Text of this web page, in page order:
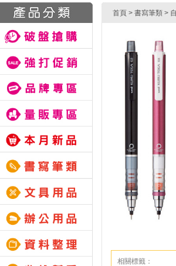
首頁 > 書寫筆類 >
相關標籤：